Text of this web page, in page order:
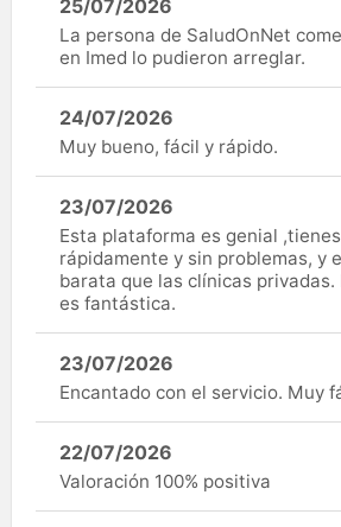
25/07/2026
La persona de SaludOnNet
en Imed lo pudieron arreglar.
24/07/2026
Muy bueno, fácil y rápido.
23/07/2026
Esta plataforma es genial
rápidamente y sin problemas, y
barata que las clínicas privadas.
es fantástica.
23/07/2026
Encantado con el servicio. Muy
22/07/2026
Valoración 100% positiva